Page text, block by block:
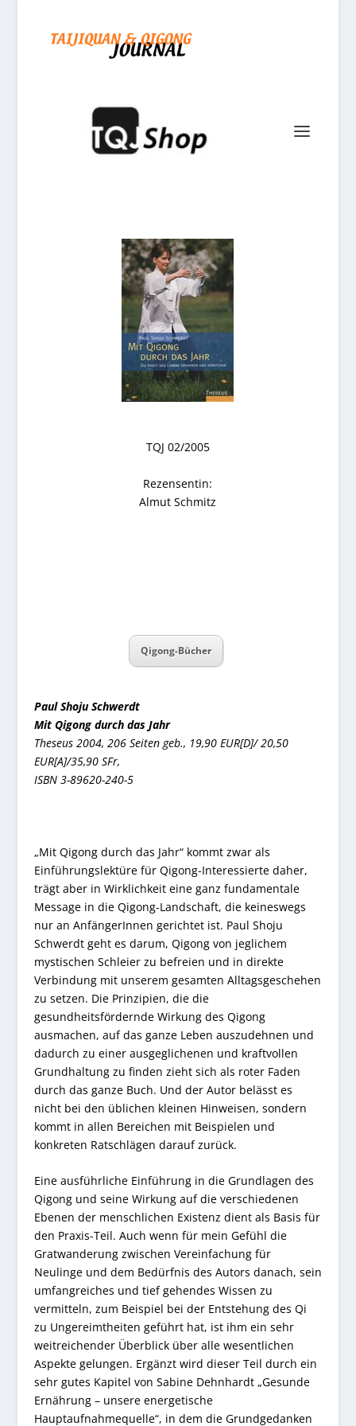
TQJ 02/2005
Rezensentin:
Almut Schmitz
Qigong-Bücher
Paul Shoju Schwerdt
Mit Qigong durch das Jahr
Theseus 2004, 206 Seiten geb., 19,90 EUR[D]/20,50
EUR[A]/35,90 SFr,
ISBN 3-89620-240-5
„Mit Qigong durch das Jahr“ kommt zwar als
Einführungslektüre für Qigong-Interessierte daher,
trägt aber in Wirklichkeit eine ganz fundamentale
Message in die Qigong-Landschaft, die keineswegs
nur an AnfängerInnen gerichtet ist. Paul Shoju
Schwerdt geht es darum, Qigong von jeglichem
mystischen Schleier zu befreien und in direkte
Verbindung mit unserem gesamten Alltagsgeschehen
zu setzen. Die Prinzipien, die die
gesundheitsfördernde Wirkung des Qigong
ausmachen, auf das ganze Leben auszudehnen und
dadurch zu einer ausgeglichenen und kraftvollen
Grundhaltung zu finden zieht sich als roter Faden
durch das ganze Buch. Und der Autor belässt es
nicht bei den üblichen kleinen Hinweisen, sondern
kommt in allen Bereichen mit Beispielen und
konkreten Ratschlägen darauf zurück.
Eine ausführliche Einführung in die Grundlagen des
Qigong und seine Wirkung auf die verschiedenen
Ebenen der menschlichen Existenz dient als Basis für
den Praxis-Teil. Auch wenn für mein Gefühl die
Gratwanderung zwischen Vereinfachung für
Neulinge und dem Bedürfnis des Autors danach, sein
umfangreiches und tief gehendes Wissen zu
vermitteln, zum Beispiel bei der Entstehung des Qi
zu Ungereimtheiten geführt hat, ist ihm ein sehr
weitreichender Überblick über alle wesentlichen
Aspekte gelungen. Ergänzt wird dieser Teil durch ein
sehr gutes Kapitel von Sabine Dehnhardt „Gesunde
Ernährung – unsere energetische
Hauptaufnahmequelle“, in dem die Grundgedanken